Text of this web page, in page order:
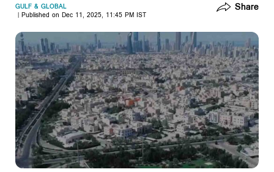
GULF & GLOBAL
Published on Dec 11, 2025, 11:45 PM IST
Share